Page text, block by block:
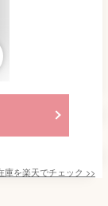
庫を楽天でチェック >>